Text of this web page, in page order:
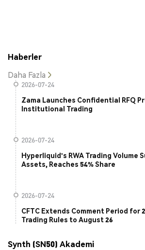
Haberler
Daha Fazla
2026-07-24
Zama Launches Confidential RFQ
Institutional Trading
2026-07-24
Hyperliquid's RWA Trading Volume
Assets, Reaches 54% Share
2026-07-24
CFTC Extends Comment Period for
Trading Rules to August 26
Synth (SN50) Akademi